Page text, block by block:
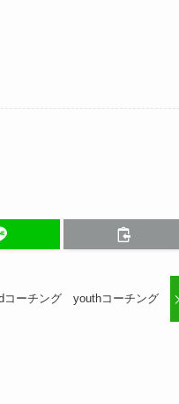
コーチング youthコーチング